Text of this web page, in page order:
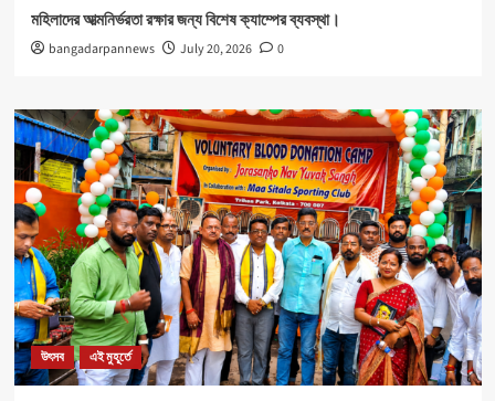
মহিলাদের আত্মনির্ভরতা রক্ষার জন্য বিশেষ ক্যাম্পের ব্যবস্থা।
bangadarpannews July 20, 2026 0
উৎসব এই মুহূর্তে